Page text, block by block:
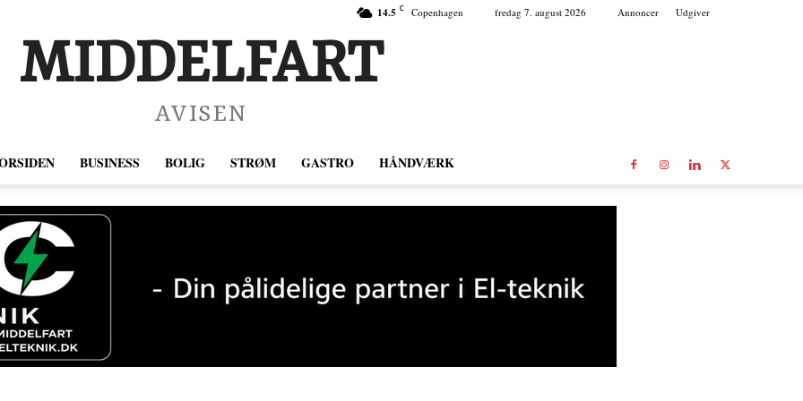
14.5 C Copenhagen fredag 7. august 2026 Annoncer Udgiver
MIDDELFART
AVISEN
BUSINESS BOLIG STRØM GASTRO HÅNDVÆRK